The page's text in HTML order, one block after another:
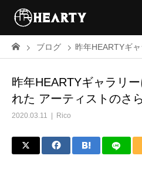
ブログ 昨年HEARTYギャラリーに作品を
昨年HEARTYギャラリ
れた アーティストのさ
2020.03.11 Rico